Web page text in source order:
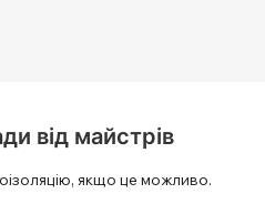
від майстрів
якщо це можливо.